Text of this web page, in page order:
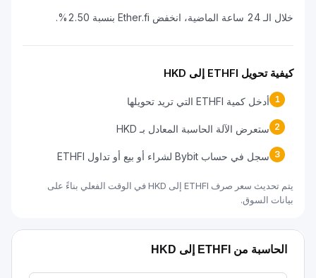
خلال الـ 24 ساعة الماضية، انخفض Ether.fi بنسبة 2.50%.
كيفية تحويل ETHFI إلى HKD
1 أدخل كمية ETHFI التي تريد تحويلها
2 ستعرض الآلة الحاسبة المعادل بـ HKD
3 سجل في حساب Bybit لشراء أو بيع أو تداول ETHFI
يتم تحديث سعر صرف ETHFI إلى HKD في الوقت الفعلي بناءً على
بيانات السوق.
الحاسبة من ETHFI إلى HKD